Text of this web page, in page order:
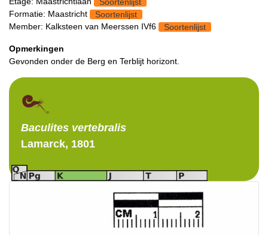
Soortenlijst
Formatie: Maastricht
Soortenlijst
Member: Kalksteen van Meerssen IVf6
Soortenlijst
Opmerkingen
Gevonden onder de Berg en Terblijt horizont.
Baculites vertebralis
Lamarck, 1801